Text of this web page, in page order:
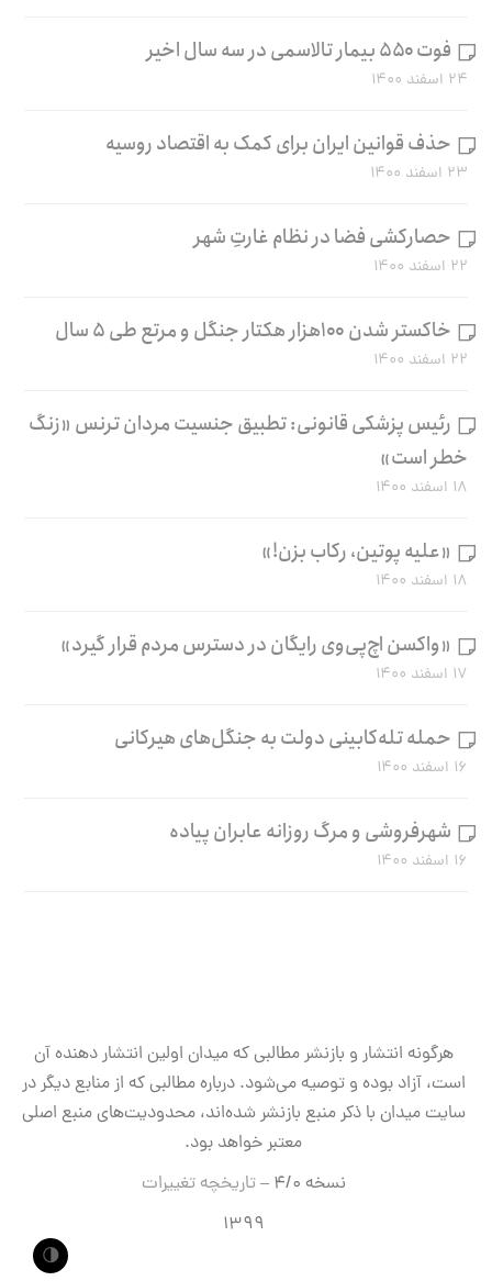
فوت ۵۵۰ بیمار تالاسمی در سه سال اخیر
۲۴ اسفند ۱۴۰۰
حذف قوانین ایران برای کمک به اقتصاد روسیه
۲۳ اسفند ۱۴۰۰
حصارکشی فضا در نظام غارتِ شهر
۲۲ اسفند ۱۴۰۰
خاکستر شدن ۱۰۰هزار هکتار جنگل و مرتع طی ۵ سال
۲۲ اسفند ۱۴۰۰
رئیس پزشکی قانونی: تطبیق جنسیت مردان ترنس «زنگ
خطر است»
۱۸ اسفند ۱۴۰۰
«علیه پوتین، رکاب بزن!»
۱۸ اسفند ۱۴۰۰
«واکسن اچ‌پی‌وی رایگان در دسترس مردم قرار گیرد»
۱۷ اسفند ۱۴۰۰
حمله تله‌کابینی دولت به جنگل‌های هیرکانی
۱۶ اسفند ۱۴۰۰
شهرفروشی و مرگ روزانه عابران پیاده
۱۶ اسفند ۱۴۰۰
هرگونه انتشار و بازنشر مطالبی که میدان اولین انتشار دهنده آن
است، آزاد بوده و توصیه می‌شود. درباره مطالبی که از منابع دیگر در
سایت میدان با ذکر منبع بازنشر شده‌اند، محدودیت‌های منبع اصلی
معتبر خواهد بود.
نسخه ۴/۰ –
تاریخچه تغییرات
۱۳۹۹
🌗